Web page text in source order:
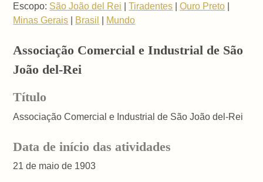
Escopo: São João del Rei |Tiradentes |Ouro Preto
Minas Gerais
Brasil Mundo
Associação Comercial e Industrial de São
João del-Rei
Título
Associação Comercial e Industrial de São João del-Rei
Data de início das atividades
21 de maio de 1903